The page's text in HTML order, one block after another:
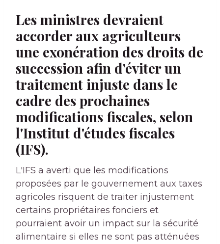
Les ministres devraient
accorder aux agriculteurs
une exonération des droits de
succession afin d'éviter un
traitement injuste dans le
cadre des prochaines
modifications fiscales, selon
l'Institut d'études fiscales
(IFS).
L'IFS a averti que les modifications
proposées par le gouvernement aux taxes
agricoles risquent de traiter injustement
certains propriétaires fonciers et
pourraient avoir un impact sur la sécurité
alimentaire si elles ne sont pas atténuées